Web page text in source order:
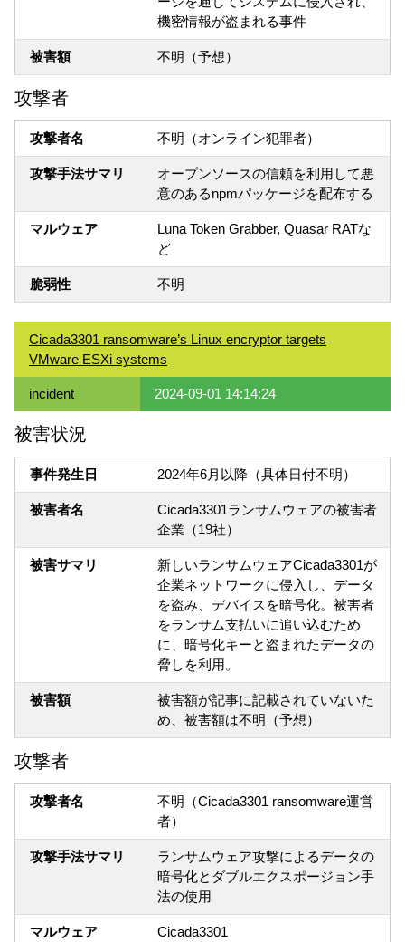
機密情報が盗まれる事件
被害額 不明（予想）
攻撃者
攻撃者名 不明（オンライン犯罪者）
攻撃手法サマリ
オープンソースの信頼を利用して悪
意のあるnpmパッケージを配布する
マルウェア
Luna Token Grabber, Quasar RATな
ど
脆弱性 不明
Cicada3301 ransomware’s Linux encryptor targets
VMware ESXi systems
incident 2024-09-01 14:14:24
被害状況
事件発生日 2024年6月以降（具体日付不明）
被害者名
Cicada3301ランサムウェアの被害者
企業（19社）
被害サマリ
新しいランサムウェアCicada3301が
企業ネットワークに侵入し、データ
を盗み、デバイスを暗号化。被害者
をランサム支払いに追い込むため
に、暗号化キーと盗まれたデータの
脅しを利用。
被害額
被害額が記事に記載されていないた
め、被害額は不明（予想）
攻撃者
攻撃者名
不明（Cicada3301 ransomware運営
者）
攻撃手法サマリ
ランサムウェア攻撃によるデータの
暗号化とダブルエクスポージョン手
法の使用
マルウェア Cicada3301